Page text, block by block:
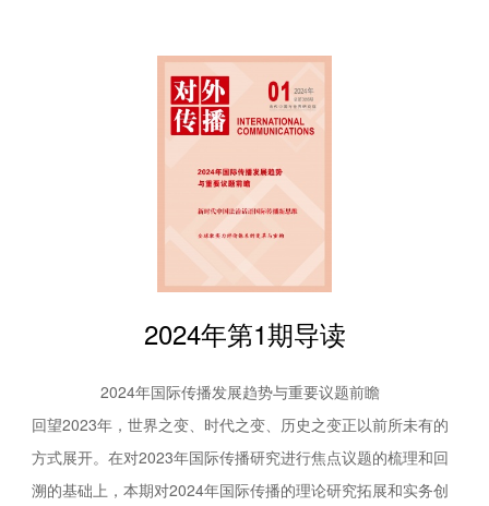
“双向奔赴”：国际传播学与区域国别学的理论互鉴
从“走出去”到“走进去”再到“走出来”，从以我为主到兼顾他者视野
再到推动构建人类命运共同体，应是中国国际传播工作的演进逻
提升国际传播理论和实践的精准化水平，如何将媒介与传播逻辑
融入区域国别研究，不断增强两个领域的交叉互动，共同创新国
问题。国际传播学者和区域国别学者的自觉、创新合作将展现
27 | 新形势下的国际人文交流合作：机遇与挑战
鄢传若斓 邢丽菊
32 | 2023中国城市国际传播影响力指数报告
37 | 数字时代中国文化图书对美精准传播路径探析
41 | 中国企业国际传播人才能力提升路径研究
基于柳州市融媒体中心实践的探讨
50 | 亚太供应链的叙事转向与应对
理论平台
53 | 全球文明倡议视域下中非影视交流的重要价值
及其实现路径
2024年第1期导读
2024年国际传播发展趋势与重要议题前瞻
回望2023年，世界之变、时代之变、历史之变正以前所未有的
方式展开。在对2023年国际传播研究进行焦点议题的梳理和回
溯的基础上，本期对2024年国际传播的理论研究拓展和实务创